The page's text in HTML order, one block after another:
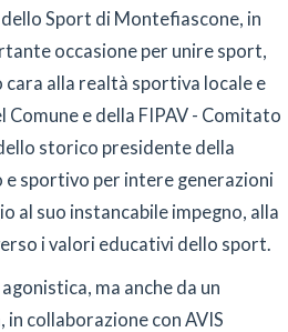
Sport di Montefiascone, in
occasione per unire sport,
alla realtà sportiva locale e
e della FIPAV - Comitato
storico presidente della
sportivo per intere generazioni
al suo instancabile impegno, alla
i valori educativi dello sport.
ma anche da un
collaborazione con AVIS